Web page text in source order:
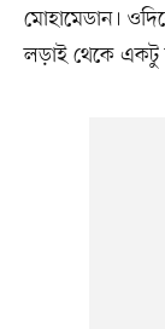
মোহামেডান।
লড়াই থেকে একটু